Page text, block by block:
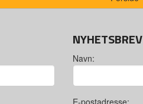
NYHETSBREV
Navn:
E-postadresse: